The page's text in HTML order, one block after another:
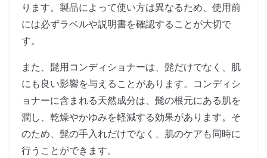
ります。製品によって使い方は異なるため、使用前
には必ずラベルや説明書を確認することが大切で
す。
また、髭用コンディショナーは、髭だけでなく、肌
にも良い影響を与えることがあります。コンディシ
ョナーに含まれる天然成分は、髭の根元にある肌を
潤し、乾燥やかゆみを軽減する効果があります。そ
のため、髭の手入れだけでなく、肌のケアも同時に
行うことができます。